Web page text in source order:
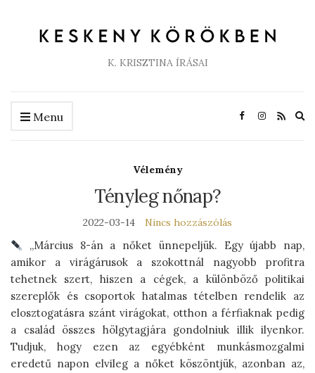
K. KRISZTINA ÍRÁSAI
Menu
Vélemény
Tényleg nőnap?
2022-03-14 Nincs hozzászólás
„Március 8-án a nőket ünnepeljük. Egy újabb nap,
amikor a virágárusok a szokottnál nagyobb profitra
tehetnek szert, hiszen a cégek, a különböző politikai
szereplők és csoportok hatalmas tételben rendelik az
elosztogatásra szánt virágokat, otthon a férfiaknak pedig
a család összes hölgytagjára gondolniuk illik ilyenkor.
Tudjuk, hogy ezen az egyébként munkásmozgalmi
eredetű napon elvileg a nőket köszöntjük, azonban az,